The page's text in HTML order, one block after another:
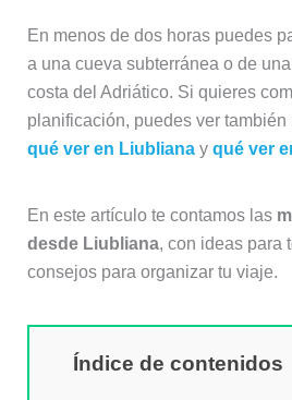
En menos de dos horas puedes
a una cueva subterránea o de
costa del Adriático. Si quieres
planificación, puedes ver también
qué ver en Liublianay qué ver
En este artículo te contamos las
desde Liubliana, con ideas para
consejos para organizar tu viaje.
Índice de contenidos